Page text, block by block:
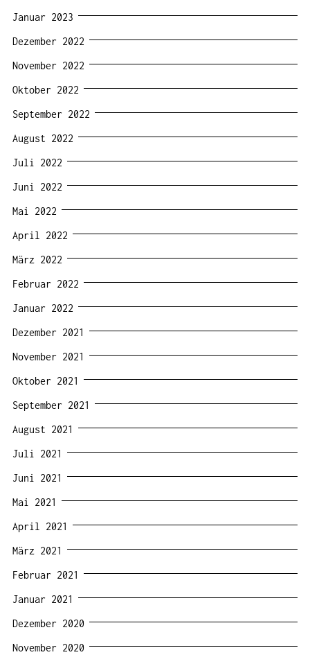
Januar 2023
Dezember 2022
November 2022
Oktober 2022
September 2022
August 2022
Juli 2022
Juni 2022
Mai 2022
April 2022
März 2022
Februar 2022
Januar 2022
Dezember 2021
November 2021
Oktober 2021
September 2021
August 2021
Juli 2021
Juni 2021
Mai 2021
April 2021
März 2021
Februar 2021
Januar 2021
Dezember 2020
November 2020